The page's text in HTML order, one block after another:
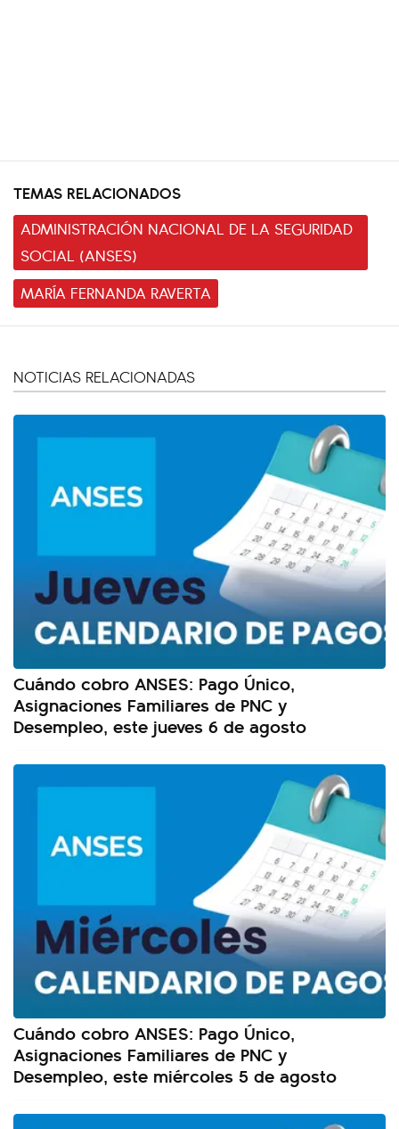
TEMAS RELACIONADOS
ADMINISTRACIÓN NACIONAL DE LA SEGURIDAD
SOCIAL (ANSES)
MARÍA FERNANDA RAVERTA
NOTICIAS RELACIONADAS
Cuándo cobro ANSES: Pago Único,
Asignaciones Familiares de PNC y
Desempleo, este jueves 6 de agosto
Cuándo cobro ANSES: Pago Único,
Asignaciones Familiares de PNC y
Desempleo, este miércoles 5 de agosto